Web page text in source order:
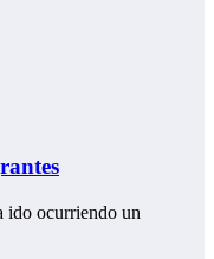
ido ocurriendo un